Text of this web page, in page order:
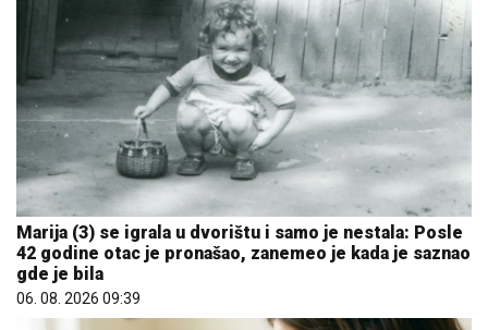
Marija (3) se igrala u dvorištu i samo je nestala: Posle
42 godine otac je pronašao, zanemeo je kada je saznao
gde je bila
06. 08. 2026 09:39